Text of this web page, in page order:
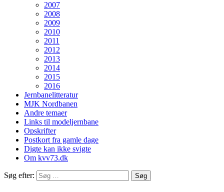
2007
2008
2009
2010
2011
2012
2013
2014
2015
2016
Jernbanelitteratur
MJK Nordbanen
Andre temaer
Links til modeljernbane
Opskrifter
Postkort fra gamle dage
Digte kan ikke svigte
Om kvv73.dk
Søg efter: